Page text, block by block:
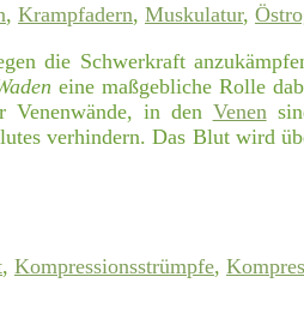
, Krampfadern, Muskulatur,
die Schwerkraft
eine maßgebliche Rolle
Venenwände, in den Venen
verhindern. Das Blut wird
, Kompressionsstrümpfe,